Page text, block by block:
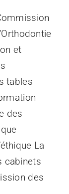
et
tables
des
La
cabinets
des